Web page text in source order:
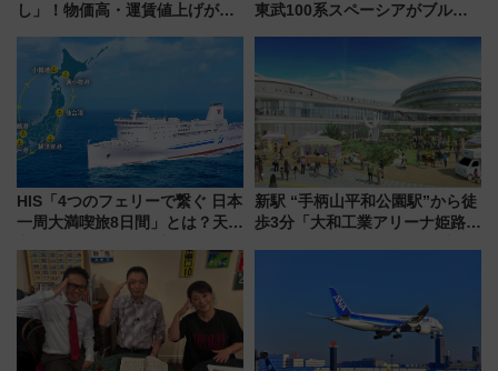
し」！物価高・運賃値上げが財
りたいけど……【WILLER お盆
帰省動向調査】
東武100系スペーシアがブルー
ー当時の停車駅」を再現 運転
時刻や特急券の買い方を紹介
HIS「4つのフェリーで繋ぐ 日本
一周大満喫旅8日間」とは？天橋
の絶景＆限定グルメを網羅！煩
雑な手続きも不要でお手軽に楽
しめるプランが登場
新駅 “手柄山平和公園駅”から徒
歩3分「大和工業アリーナ姫路」